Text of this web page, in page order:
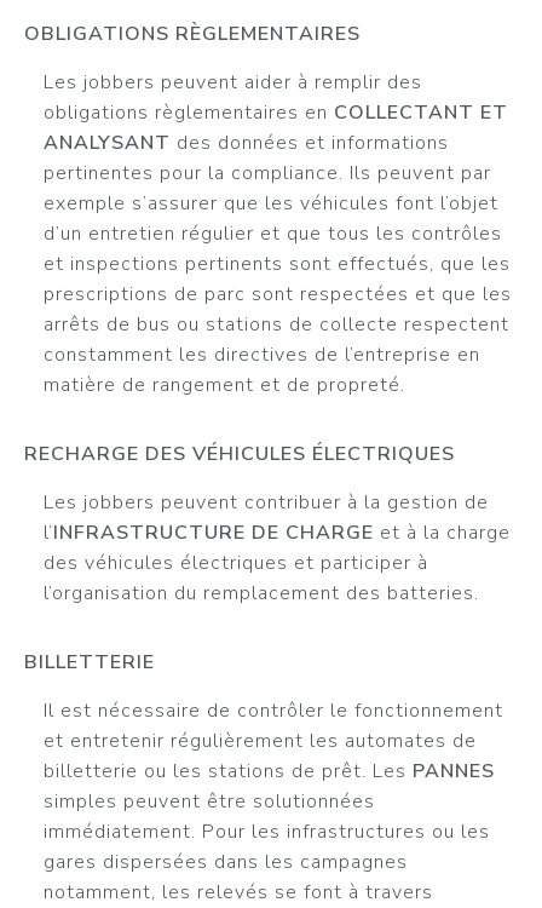
OBLIGATIONS RÈGLEMENTAIRES
Les jobbers peuvent aider à remplir des
obligations règlementaires en COLLECTANT ET
ANALYSANT des données et informations
pertinentes pour la compliance. Ils peuvent par
exemple s’assurer que les véhicules font l’objet
d’un entretien régulier et que tous les contrôles
et inspections pertinents sont effectués, que les
prescriptions de parc sont respectées et que les
arrêts de bus ou stations de collecte respectent
constamment les directives de l’entreprise en
matière de rangement et de propreté.
RECHARGE DES VÉHICULES ÉLECTRIQUES
Les jobbers peuvent contribuer à la gestion de
l’INFRASTRUCTURE DE CHARGE et à la charge
des véhicules électriques et participer à
l’organisation du remplacement des batteries.
BILLETTERIE
Il est nécessaire de contrôler le fonctionnement
et entretenir régulièrement les automates de
billetterie ou les stations de prêt. Les PANNES
simples peuvent être solutionnées
immédiatement. Pour les infrastructures ou les
gares dispersées dans les campagnes
notamment, les relevés se font à travers